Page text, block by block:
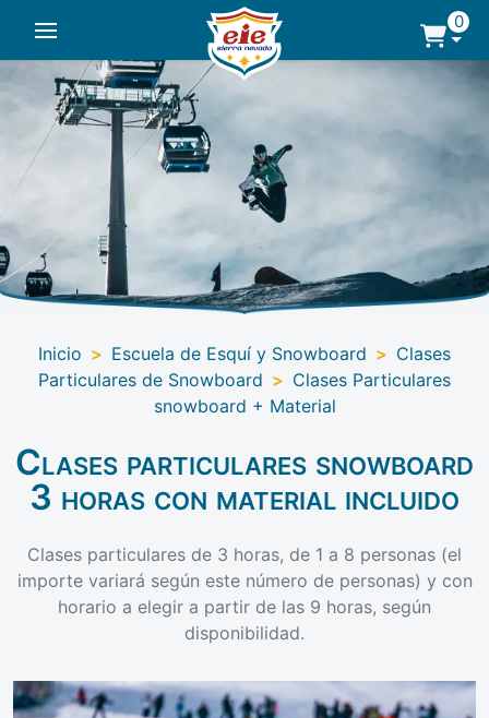
0
Inicio > Escuela de Esquí y Snowboard > Clases
Particulares de Snowboard > Clases Particulares
snowboard + Material
Clases particulares snowboard
3 horas con material incluido
Clases particulares de 3 horas, de 1 a 8 personas (el
importe variará según este número de personas) y con
horario a elegir a partir de las 9 horas, según
disponibilidad.